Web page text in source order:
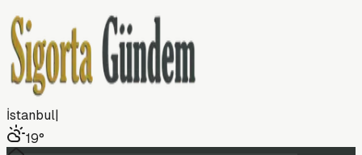
İstanbul|
19°